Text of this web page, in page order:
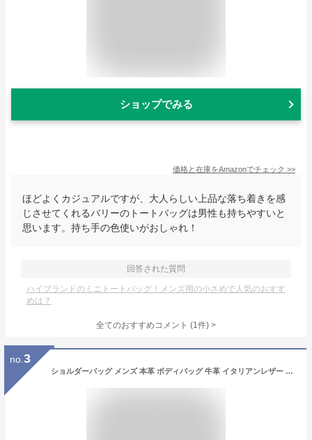
ショップでみる
価格と在庫をAmazonでチェック >>
ほどよくカジュアルですが、大人らしい上品な落ち着きを感
じさせてくれるバリーのトートバッグは男性も持ちやすいと
思います。持ち手の色使いがおしゃれ！
回答された質問
ハイブランドのミニトートバッグ！メンズ用の小さめで人気のおすす
めは？
全てのおすすめコメント (1件) >
no. 3
ショルダーバッグ メンズ 本革 ボディバッグ 牛革 イタリアンレザー L字ファスナー 2WAY レザー 小さめ コンパクト ショルダーバック バッグ 横型 斜めがけバッグ 斜めがけ ミニショルダーバッグ DomTeporna Italy ブランド シンプル 送料無料